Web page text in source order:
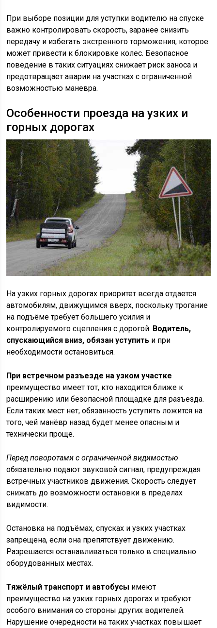
При выборе позиции для уступки водителю на спуске
важно контролировать скорость, заранее снизить
передачу и избегать экстренного торможения, которое
может привести к блокировке колес. Безопасное
поведение в таких ситуациях снижает риск заноса и
предотвращает аварии на участках с ограниченной
возможностью маневра.
Особенности проезда на узких и
горных дорогах
На узких горных дорогах приоритет всегда отдается
автомобилям, движущимся вверх, поскольку трогание
на подъёме требует большего усилия и
контролируемого сцепления с дорогой. Водитель,
спускающийся вниз, обязан уступить и при
необходимости остановиться.
При встречном разъезде на узком участке
преимущество имеет тот, кто находится ближе к
расширению или безопасной площадке для разъезда.
Если таких мест нет, обязанность уступить ложится на
того, чей манёвр назад будет менее опасным и
технически проще.
Перед поворотами с ограниченной видимостью
обязательно подают звуковой сигнал, предупреждая
встречных участников движения. Скорость следует
снижать до возможности остановки в пределах
видимости.
Остановка на подъёмах, спусках и узких участках
запрещена, если она препятствует движению.
Разрешается останавливаться только в специально
оборудованных местах.
Тяжёлый транспорт и автобусы имеют
преимущество на узких горных дорогах и требуют
особого внимания со стороны других водителей.
Нарушение очередности на таких участках повышает